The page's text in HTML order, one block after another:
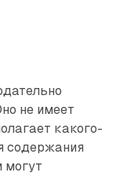
не имеет
какого-
содержания
могут